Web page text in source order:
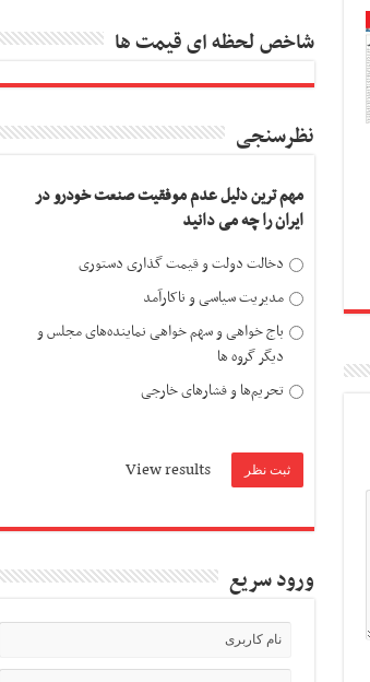
شاخص لحظه ای قیمت ها
نظرسنجی
مهم ترین دلیل عدم موفقیت صنعت خودرو در
ایران را چه می دانید
دخالت دولت و قیمت گذاری دستوری
مدیریت سیاسی و ناکارآمد
باج خواهی و سهم خواهی نماینده‌های مجلس و
دیگر گروه ها
تحریم‌ها و فشارهای خارجی
View results
ورود سریع